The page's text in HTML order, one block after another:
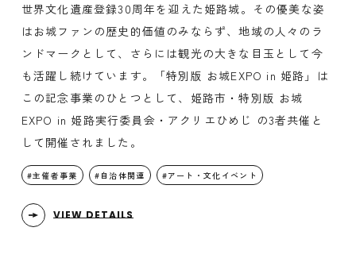
世界文化遺産登録30周年を迎えた姫路城。その優美な姿
はお城ファンの歴史的価値のみならず、地域の人々のラ
ンドマークとして、さらには観光の大きな目玉として今
も活躍し続けています。「特別版 お城EXPO in 姫路」は
この記念事業のひとつとして、姫路市・特別版 お城
EXPO in 姫路実行委員会・アクリエひめじ の3者共催と
して開催されました。
主催者事業 自治体関連 アート・文化イベント
VIEW DETAILS